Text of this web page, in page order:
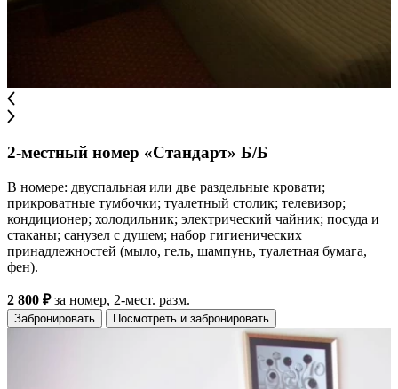
2-местный номер «Стандарт» Б/Б
В номере: двуспальная или две раздельные кровати;
прикроватные тумбочки; туалетный столик; телевизор;
кондиционер; холодильник; электрический чайник; посуда и
стаканы; санузел с душем; набор гигиенических
принадлежностей (мыло, гель, шампунь, туалетная бумага,
фен).
2 800 ₽за номер, 2-мест. разм.
Забронировать Посмотреть и забронировать